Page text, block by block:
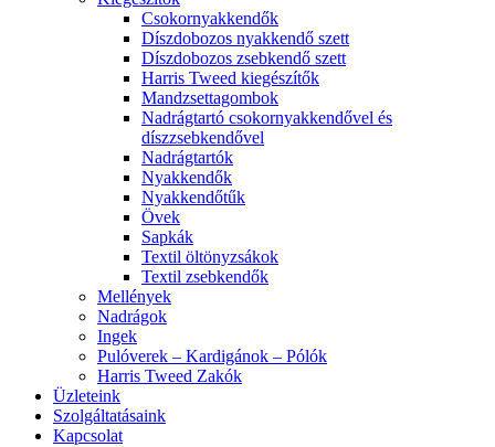
Csokornyakkendők
Díszdobozos nyakkendő szett
Díszdobozos zsebkendő szett
Harris Tweed kiegészítők
Mandzsettagombok
Nadrágtartó csokornyakkendővel és
díszzsebkendővel
Nadrágtartók
Nyakkendők
Nyakkendőtűk
Övek
Sapkák
Textil öltönyzsákok
Textil zsebkendők
Mellények
Nadrágok
Ingek
Pulóverek – Kardigánok – Pólók
Harris Tweed Zakók
Üzleteink
Szolgáltatásaink
Kapcsolat